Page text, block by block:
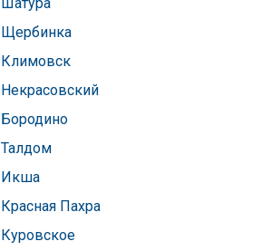
Щербинка
Климовск
Некрасовский
Бородино
Талдом
Икша
Красная Пахра
Куровское